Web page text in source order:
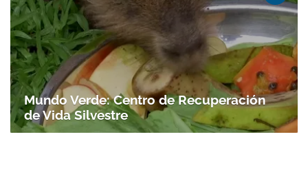
Mundo Verde: Centro de Recuperación
de Vida Silvestre